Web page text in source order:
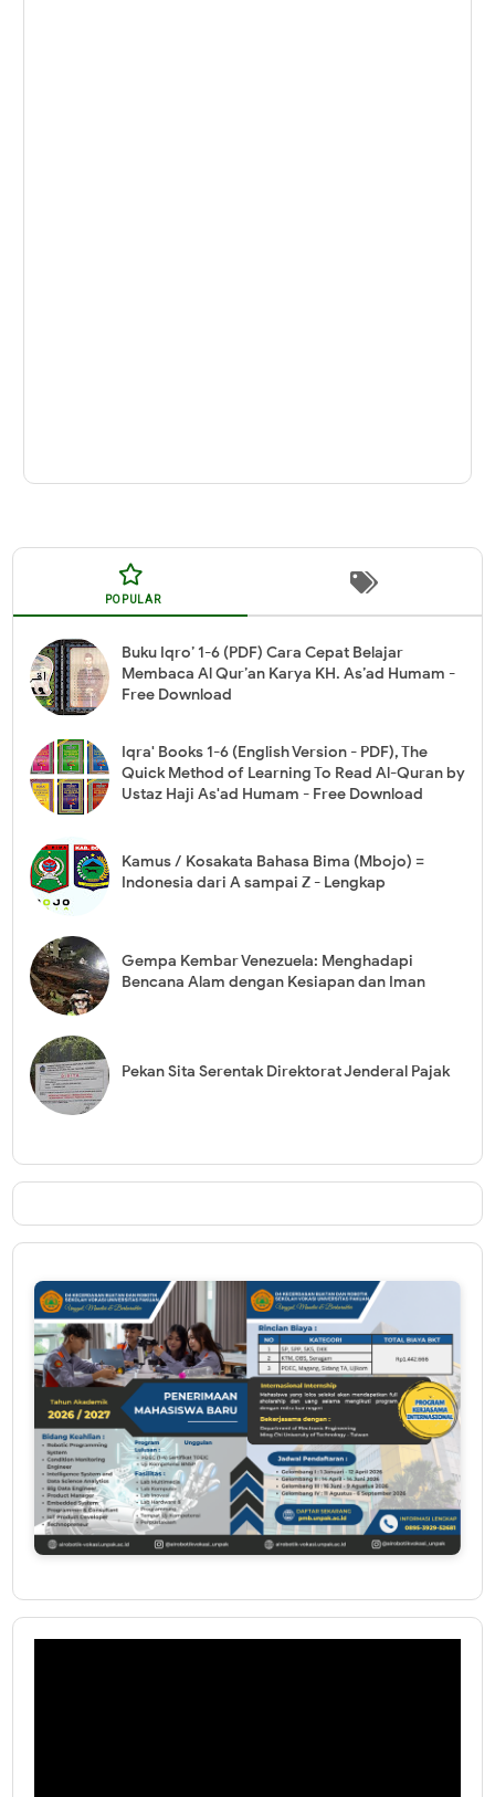
POPULAR
Buku Iqro’ 1-6 (PDF) Cara Cepat Belajar
Membaca Al Qur’an Karya KH. As’ad Humam -
Free Download
Iqra' Books 1-6 (English Version - PDF), The
Quick Method of Learning To Read Al-Quran by
Ustaz Haji As'ad Humam - Free Download
Kamus / Kosakata Bahasa Bima (Mbojo) =
Indonesia dari A sampai Z - Lengkap
Gempa Kembar Venezuela: Menghadapi
Bencana Alam dengan Kesiapan dan Iman
Pekan Sita Serentak Direktorat Jenderal Pajak